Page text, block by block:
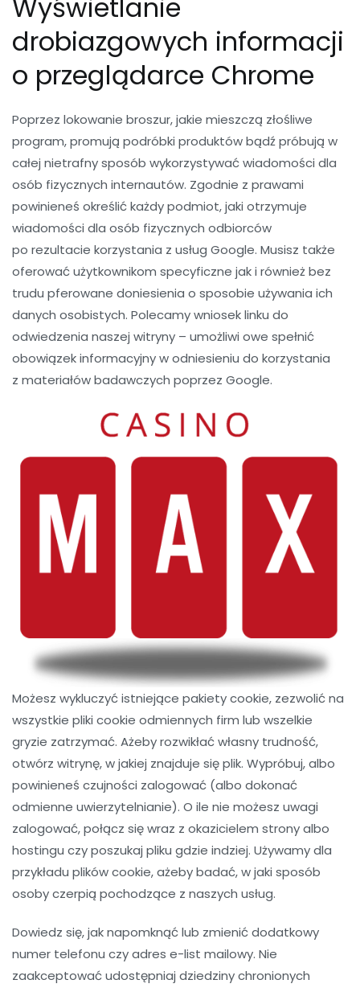
Wyświetlanie
drobiazgowych informacji
o przeglądarce Chrome
Poprzez lokowanie broszur, jakie mieszczą złośliwe
program, promują podróbki produktów bądź próbują w
całej nietrafny sposób wykorzystywać wiadomości dla
osób fizycznych internautów. Zgodnie z prawami
powinieneś określić każdy podmiot, jaki otrzymuje
wiadomości dla osób fizycznych odbiorców
po rezultacie korzystania z usług Google. Musisz także
oferować użytkownikom specyficzne jak i również bez
trudu pferowane doniesienia o sposobie używania ich
danych osobistych. Polecamy wniosek linku do
odwiedzenia naszej witryny – umożliwi owe spełnić
obowiązek informacyjny w odniesieniu do korzystania
z materiałów badawczych poprzez Google.
Możesz wykluczyć istniejące pakiety cookie, zezwolić na
wszystkie pliki cookie odmiennych firm lub wszelkie
gryzie zatrzymać. Ażeby rozwikłać własny trudność,
otwórz witrynę, w jakiej znajduje się plik. Wypróbuj, albo
powinieneś czujności zalogować (albo dokonać
odmienne uwierzytelnianie). O ile nie możesz uwagi
zalogować, połącz się wraz z okazicielem strony albo
hostingu czy poszukaj pliku gdzie indziej. Używamy dla
przykładu plików cookie, ażeby badać, w jaki sposób
osoby czerpią pochodzące z naszych usług.
Dowiedz się, jak napomknąć lub zmienić dodatkowy
numer telefonu czy adres e-list mailowy. Nie
zaakceptować udostępniaj dziedziny chronionych